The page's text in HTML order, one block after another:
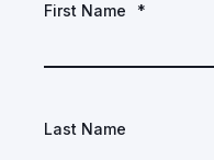
First Name *
Last Name